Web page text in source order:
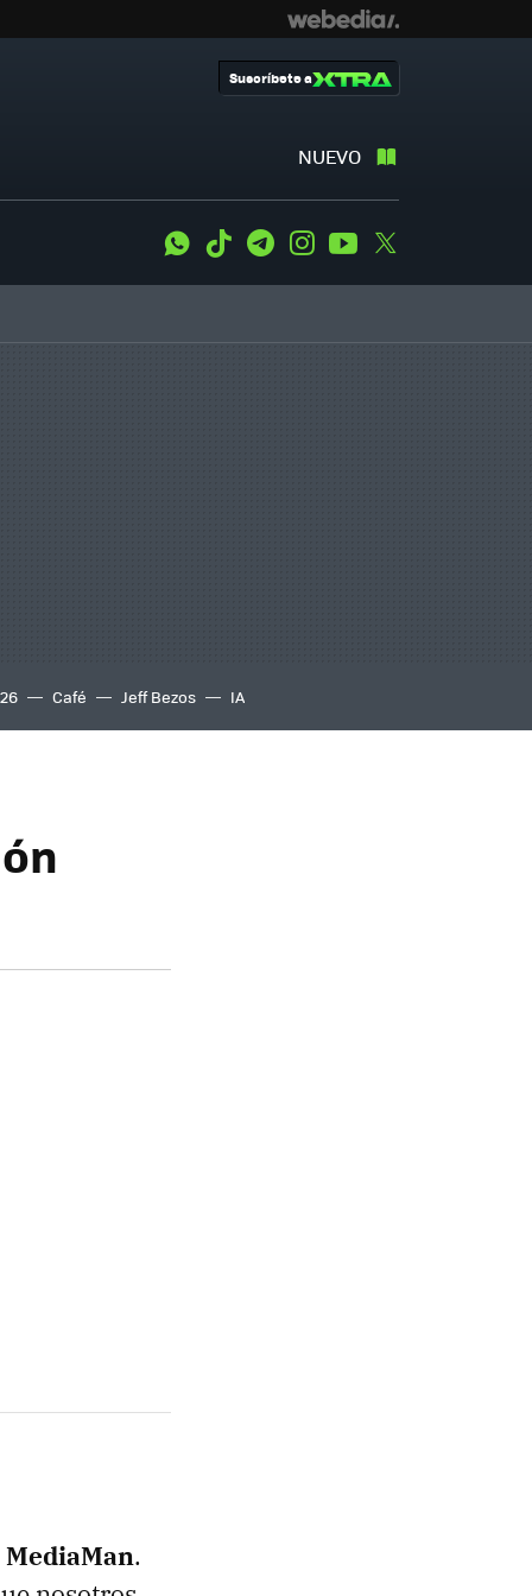
NUEVO
Suscríbete a
WhatsApp
Tiktok TelegramInstagramYoutube
Café Jeff Bezos IA
MediaMan.